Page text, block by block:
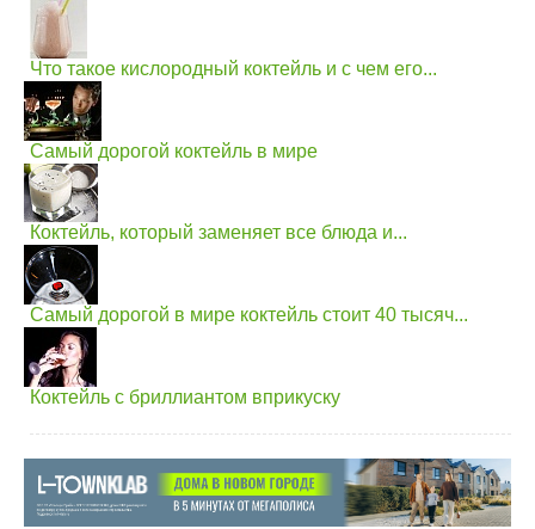
Что такое кислородный коктейль и с чем его...
Самый дорогой коктейль в мире
Коктейль, который заменяет все блюда и...
Самый дорогой в мире коктейль стоит 40 тысяч...
Коктейль с бриллиантом вприкуску